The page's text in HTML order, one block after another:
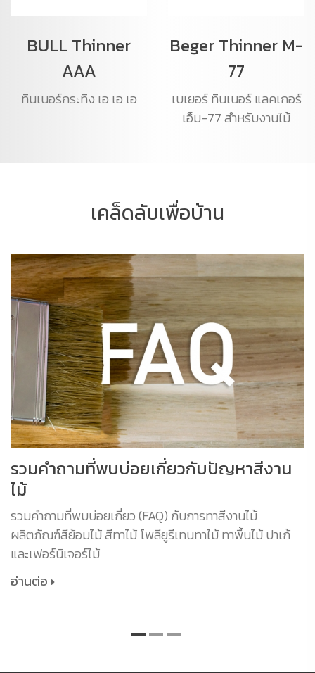
BULL Thinner
AAA
ทินเนอร์กระทิง เอ เอ เอ
Beger Thinner M-
77
เบเยอร์ ทินเนอร์ แลคเกอร์
เอ็ม-77 สำหรับงานไม้
เคล็ดลับเพื่อบ้าน
รวมคำถามที่พบบ่อยเกี่ยวกับปัญหาสีงาน
ไม้
รวมคำถามที่พบบ่อยเกี่ยว (FAQ) กับการทาสีงานไม้
ผลิตภัณฑ์สีย้อมไม้ สีทาไม้ โพลียูรีเทนทาไม้ ทาพื้นไม้ ปาเก้
และเฟอร์นิเจอร์ไม้
อ่านต่อ